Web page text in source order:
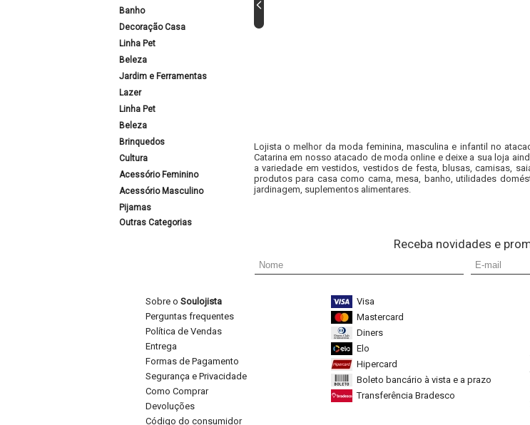
Banho
Decoração Casa
Linha Pet
Beleza
Jardim e Ferramentas
Lazer
Linha Pet
Beleza
Brinquedos
Cultura
Acessório Feminino
Acessório Masculino
Pijamas
Outras Categorias
Lojista o melhor da moda feminina, masculina e infantil no
Catarina em nosso atacado de moda online e deixe a sua loja
a variedade em vestidos, vestidos de festa, blusas, camisas,
produtos para casa como cama, mesa, banho, utilidades
jardinagem, suplementos alimentares.
Receba novidades e
Sobre o Soulojista
Perguntas frequentes
Política de Vendas
Entrega
Formas de Pagamento
Segurança e Privacidade
Como Comprar
Devoluções
Código do consumidor
Visa
Mastercard
Diners
Elo
Hipercard
Boleto bancário à vista e a prazo
Transferência Bradesco